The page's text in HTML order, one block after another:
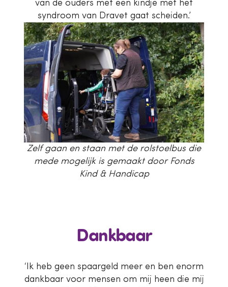
van de ouders met een kindje met het
syndroom van Dravet gaat scheiden.’
Zelf gaan en staan met de rolstoelbus die
mede mogelijk is gemaakt door Fonds
Kind & Handicap
Dankbaar
‘Ik heb geen spaargeld meer en ben enorm
dankbaar voor mensen om mij heen die mij